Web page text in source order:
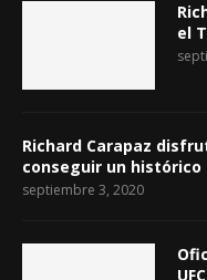
el
Richard Carapaz
conseguir un histórico
septiembre 3, 2020